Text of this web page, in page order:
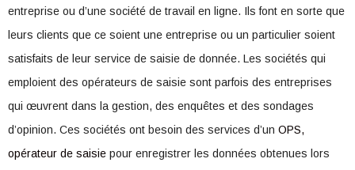
entreprise ou d’une société de travail en ligne. Ils font en sorte que
leurs clients que ce soient une entreprise ou un particulier soient
satisfaits de leur service de saisie de donnée. Les sociétés qui
emploient des opérateurs de saisie sont parfois des entreprises
qui œuvrent dans la gestion, des enquêtes et des sondages
d’opinion. Ces sociétés ont besoin des services d’un OPS,
opérateur de saisie pour enregistrer les données obtenues lors